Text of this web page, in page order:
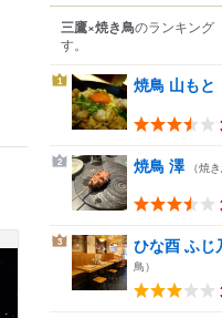
三鷹×焼き鳥のランキング
す。
1 焼鳥 山もと
2 焼鳥 澤 （焼
3 ひな酉 ふじ
鳥）